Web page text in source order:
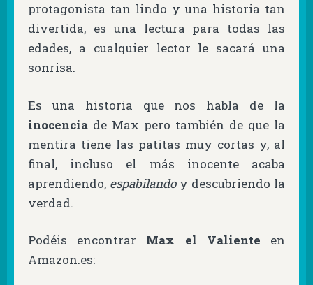
protagonista tan lindo y una historia tan
divertida, es una lectura para todas las
edades, a cualquier lector le sacará una
sonrisa.
Es una historia que nos habla de la
inocencia de Max pero también de que la
mentira tiene las patitas muy cortas y, al
final, incluso el más inocente acaba
aprendiendo, espabilandoy descubriendo la
verdad.
Podéis encontrar Max el Valiente en
Amazon.es: